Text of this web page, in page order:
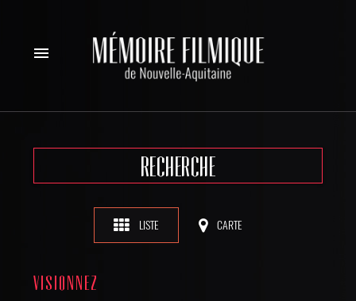
menu
RECHERCHE
LISTE CARTE
VISIONNEZ